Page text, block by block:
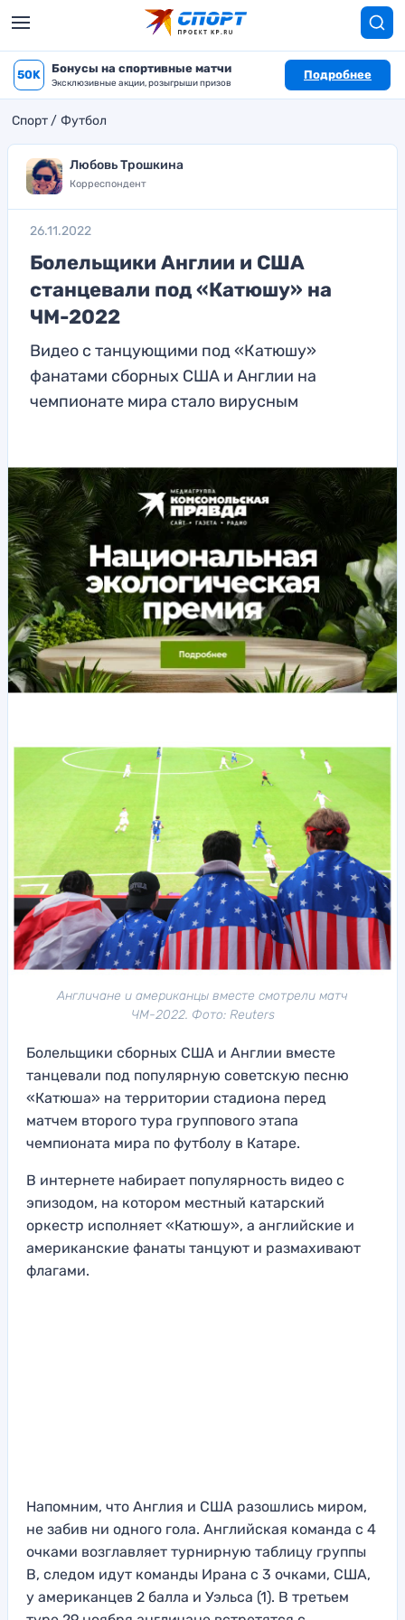
50K Бонусы на спортивные матчи
Эксклюзивные акции, розыгрыши призов
Подробнее
Спорт Футбол
Любовь Трошкина
Корреспондент
26.11.2022
Болельщики Англии и США
станцевали под «Катюшу» на
ЧМ-2022
Видео с танцующими под «Катюшу»
фанатами сборных США и Англии на
чемпионате мира стало вирусным
Англичане и американцы вместе смотрели матч
ЧМ-2022. Фото: Reuters
Болельщики сборных США и Англии вместе
танцевали под популярную советскую песню
«Катюша» на территории стадиона перед
матчем второго тура группового этапа
чемпионата мира по футболу в Катаре.
В интернете набирает популярность видео с
эпизодом, на котором местный катарский
оркестр исполняет «Катюшу», а английские и
американские фанаты танцуют и размахивают
флагами.
Напомним, что Англия и США разошлись миром,
не забив ни одного гола. Английская команда с 4
очками возглавляет турнирную таблицу группы
B, следом идут команды Ирана с 3 очками, США,
у американцев 2 балла и Уэльса (1). В третьем